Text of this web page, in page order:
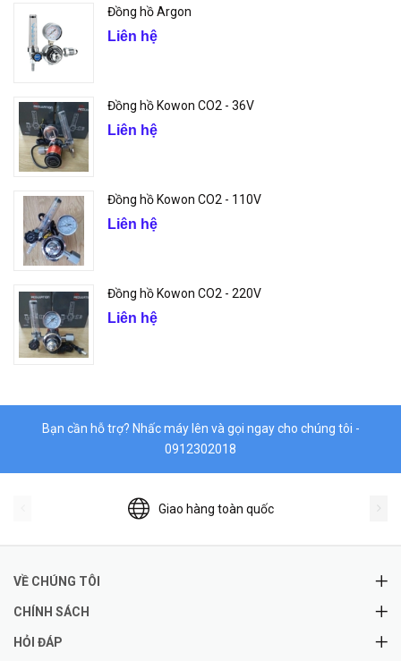
Đồng hồ Argon
Liên hệ
Đồng hồ Kowon CO2 - 36V
Liên hệ
Đồng hồ Kowon CO2 - 110V
Liên hệ
Đồng hồ Kowon CO2 - 220V
Liên hệ
Bạn cần hỗ trợ? Nhấc máy lên và gọi ngay cho chúng tôi -
0912302018
Giao hàng toàn quốc
VỀ CHÚNG TÔI
CHÍNH SÁCH
HỎI ĐÁP